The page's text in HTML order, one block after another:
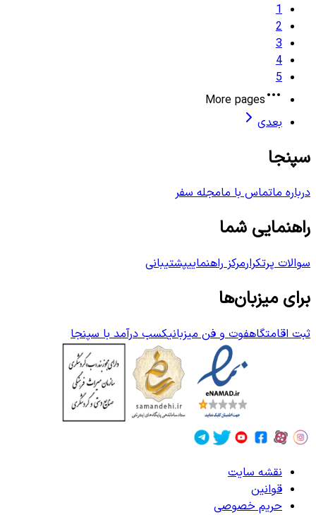
1
2
3
4
5
More pages
بعدی
سپنجا
درباره ماتماس با مامجله سفر
راهنمایی شما
سوالات پرتکرارمرکز راهنماییپشتیبانی
برای میزبان‌ها
ثبت اقامتگاهفوت و فن میزبانیکسب درآمد با سپنجا
نقشه سایت
قوانین
حریم خصوصی